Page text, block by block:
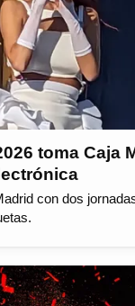
toma Caja
con dos